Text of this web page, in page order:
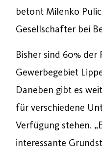
betont Milenko
Gesellschafter bei
Bisher sind 60% der
Gewerbegebiet
Daneben gibt es
für verschiedene
Verfügung stehen.
interessante